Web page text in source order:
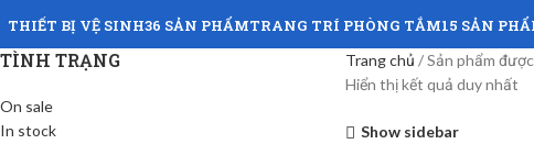
THIẾT BỊ VỆ SINH36 SẢN PHẨMTRANG TRÍ PHÒNG TẮM15 SẢN
TÌNH TRẠNG
On sale
In stock
Trang chủ
Sản phẩm
Hiển thị kết quả duy nhất
Show sidebar